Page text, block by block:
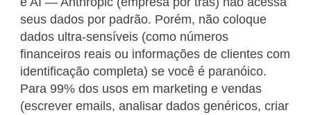
seus dados por padrão. Porém, não coloque
dados ultra-sensíveis (como números
financeiros reais ou informações de clientes com
identificação completa) se você é paranóico.
Para 99% dos usos em marketing e vendas
(escrever emails, analisar dados genéricos, criar